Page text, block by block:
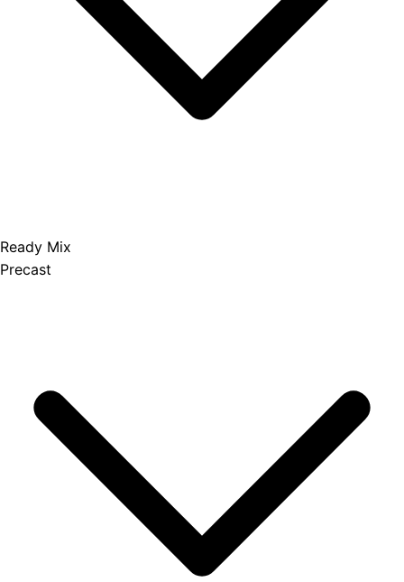
Ready Mix
Precast